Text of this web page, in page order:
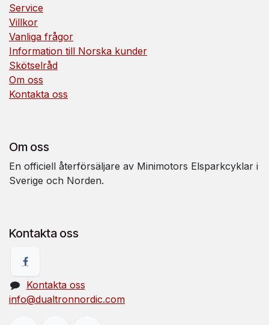
Service
Villkor
Vanliga frågor
Information till Norska kunder
Skötselråd
Om oss
Kontakta oss
Om oss
En officiell återförsäljare av Minimotors Elsparkcyklar i
Sverige och Norden.
Kontakta oss
Kontakta oss
info@dualtronnordic.com